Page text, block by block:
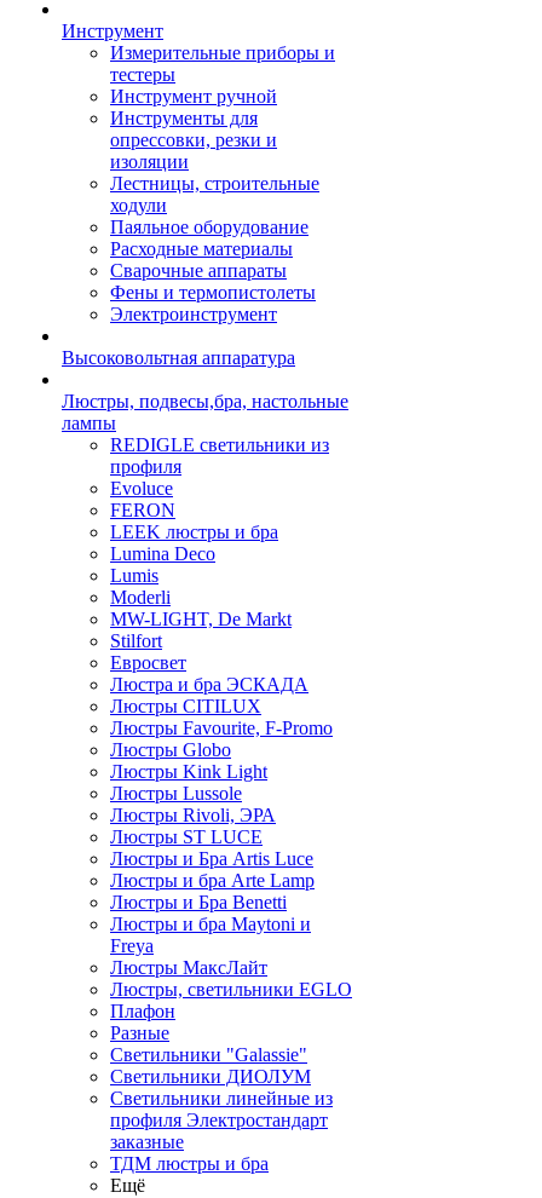
Инструмент
Измерительные приборы и
тестеры
Инструмент ручной
Инструменты для
опрессовки, резки и
изоляции
Лестницы, строительные
ходули
Паяльное оборудование
Расходные материалы
Сварочные аппараты
Фены и термопистолеты
Электроинструмент
Высоковольтная аппаратура
Люстры, подвесы,бра, настольные
лампы
REDIGLE светильники из
профиля
Evoluce
FERON
LEEK люстры и бра
Lumina Deco
Lumis
Moderli
MW-LIGHT, De Markt
Stilfort
Евросвет
Люстра и бра ЭСКАДА
Люстры CITILUX
Люстры Favourite, F-Promo
Люстры Globo
Люстры Kink Light
Люстры Lussole
Люстры Rivoli, ЭРА
Люстры ST LUCE
Люстры и Бра Artis Luce
Люстры и бра Arte Lamp
Люстры и Бра Benetti
Люстры и бра Maytoni и
Freya
Люстры МаксЛайт
Люстры, светильники EGLO
Плафон
Разные
Светильники "Galassie"
Светильники ДИОЛУМ
Светильники линейные из
профиля Электростандарт
заказные
ТДМ люстры и бра
Ещё